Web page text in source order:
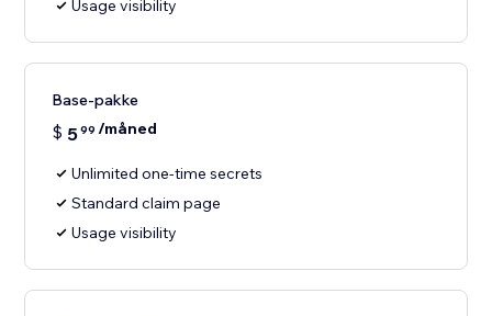
Usage visibility
Base-pakke
$ 599 /måned
Unlimited one-time secrets
Standard claim page
Usage visibility